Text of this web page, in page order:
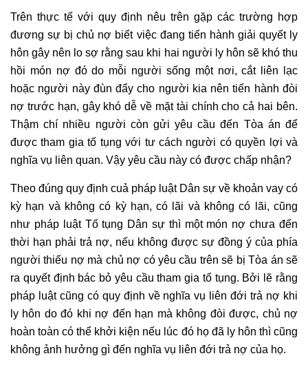
Trên thực tế với quy định nêu trên gặp các trường hợp
đương sự bị chủ nợ biết việc đang tiến hành giải quyết ly
hôn gây nên lo sợ rằng sau khi hai người ly hôn sẽ khó thu
hồi món nợ đó do mỗi người sống một nơi, cắt liên lạc
hoặc người này đùn đẩy cho người kia nên tiến hành đòi
nợ trước hạn, gây khó dễ về mặt tài chính cho cả hai bên.
Thậm chí nhiều người còn gửi yêu cầu đến Tòa án để
được tham gia tố tụng với tư cách người có quyền lợi và
nghĩa vụ liên quan. Vậy yêu cầu này có được chấp nhận?
Theo đúng quy định cuả pháp luật Dân sự về khoản vay có
kỳ hạn và không có kỳ hạn, có lãi và không có lãi, cũng
như pháp luật Tố tụng Dân sự thì một món nợ chưa đến
thời hạn phải trả nợ, nếu không được sự đồng ý của phía
người thiếu nợ mà chủ nợ có yêu cầu trên sẽ bị Tòa án sẽ
ra quyết định bác bỏ yêu cầu tham gia tố tụng. Bởi lẽ rằng
pháp luật cũng có quy định về nghĩa vụ liên đới trả nợ khi
ly hôn do đó khi nợ đến hạn mà không đòi được, chủ nợ
hoàn toàn có thể khởi kiện nếu lúc đó họ đã ly hôn thì cũng
không ảnh hưởng gì đến nghĩa vụ liên đới trả nợ của họ.